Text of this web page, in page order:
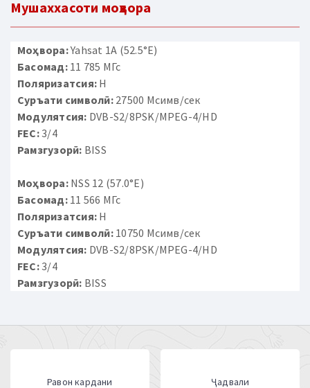
Мушаххасоти моҳвора
Моҳвора:Yahsat 1A (52.5°E)
Басомад:11 785 МГс
Поляризатсия: H
Суръати символӣ:27500 Мсимв/сек
Модулятсия: DVB-S2/8PSK/MPEG-4/HD
FEC:3/4
Рамзгузорӣ: BISS
Моҳвора:NSS 12 (57.0°E)
Басомад:11 566 МГс
Поляризатсия: H
Суръати символӣ:10750 Мсимв/сек
Модулятсия: DVB-S2/8PSK/MPEG-4/HD
FEC:3/4
Рамзгузорӣ: BISS
Равон кардани Ҷадвали